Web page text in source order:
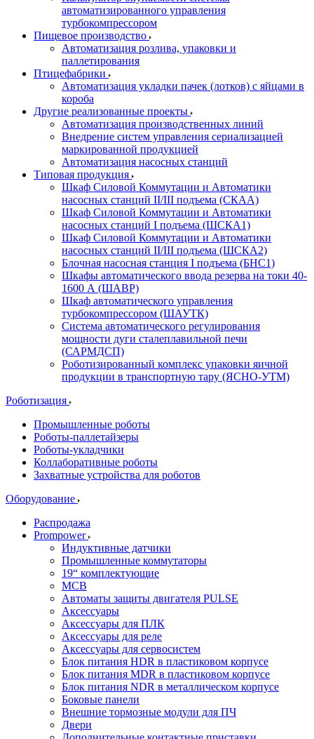
автоматизированного управления
турбокомпрессором
Пищевое производство
Автоматизация розлива, упаковки и
паллетирования
Птицефабрики
Автоматизация укладки пачек (лотков) с яйцами в
короба
Другие реализованные проекты
Автоматизация производственных линий
Внедрение систем управления сериализацией
маркированной продукцией
Автоматизация насосных станций
Типовая продукция
Шкаф Силовой Коммутации и Автоматики
насосных станций II/III подъема (СКАА)
Шкаф Силовой Коммутации и Автоматики
насосных станций I подъема (ШСКА1)
Шкаф Силовой Коммутации и Автоматики
насосных станций II/III подъема (ШСКА2)
Блочная насосная станция I подъема (БНС1)
Шкафы автоматического ввода резерва на токи 40-
1600 А (ШАВР)
Шкаф автоматического управления
турбокомпрессором (ШАУТК)
Система автоматического регулирования
мощности дуги сталеплавильной печи
(САРМДСП)
Роботизированный комплекс упаковки яичной
продукции в транспортную тару (ЯСНО-УТМ)
Роботизация
Промышленные роботы
Роботы-паллетайзеры
Роботы-укладчики
Коллаборативные роботы
Захватные устройства для роботов
Оборудование
Распродажа
Prompower
Индуктивные датчики
Промышленные коммутаторы
19“ комплектующие
MCB
Автоматы защиты двигателя PULSE
Аксессуары
Аксессуары для ПЛК
Аксессуары для реле
Аксессуары для сервосистем
Блок питания HDR в пластиковом корпусе
Блок питания MDR в пластиковом корпусе
Блок питания NDR в металлическом корпусе
Боковые панели
Внешние тормозные модули для ПЧ
Двери